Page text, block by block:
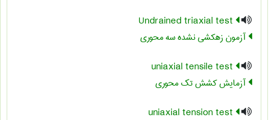
آزمون زهکشی نشده سه محوری
آزمایش کشش تک محوری